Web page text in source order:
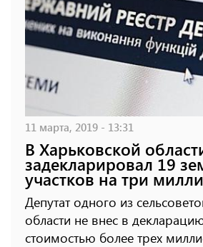
11 марта, 2019 - 13:31
В Харьковской
задекларировал 19
участков на три
Депутат одного из
области не внес в
стоимостью более трех